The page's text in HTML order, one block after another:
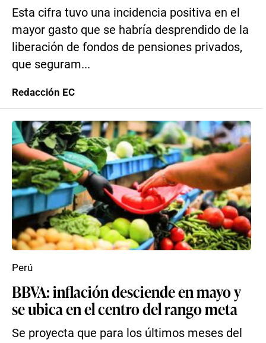
Esta cifra tuvo una incidencia positiva en el
mayor gasto que se habría desprendido de la
liberación de fondos de pensiones privados,
que seguram...
Redacción EC
BBVA: inflación desciende en mayo y
se ubica en el centro del rango meta
Se proyecta que para los últimos meses del
Perú